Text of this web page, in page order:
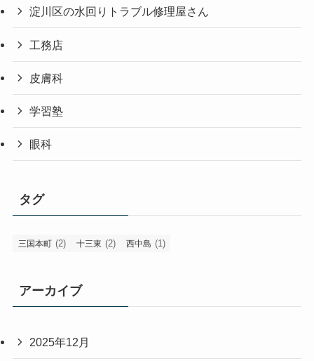
淀川区の水回りトラブル修理屋さん
工務店
皮膚科
学習塾
眼科
タグ
三国本町 (2) 十三東 (2) 西中島 (1)
アーカイブ
2025年12月